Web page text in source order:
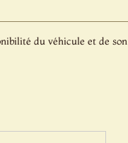
du véhicule et de son